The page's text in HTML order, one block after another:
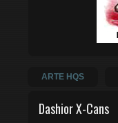
ARTE HQS
Dashior X-Cans